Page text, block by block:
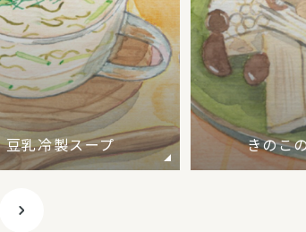
豆乳冷製スープ きのこ